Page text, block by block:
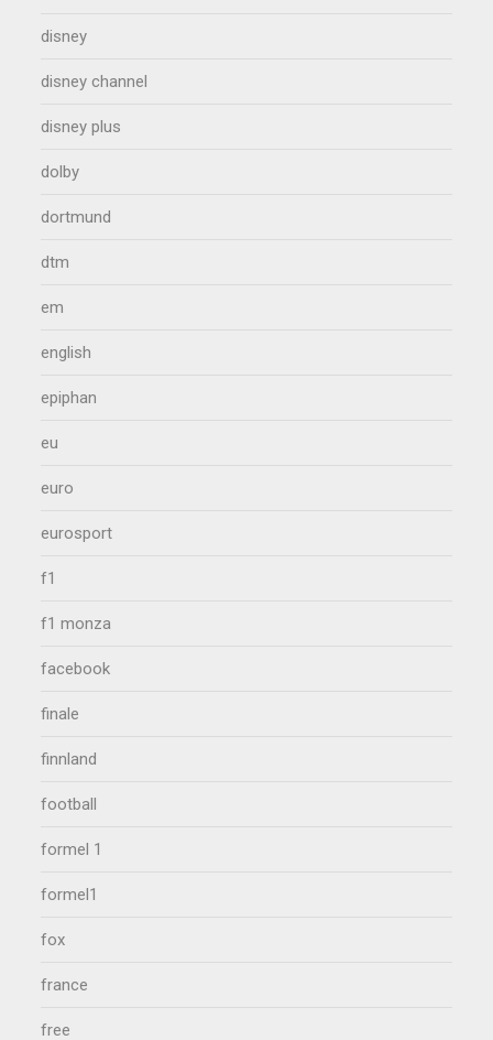
disney
disney channel
disney plus
dolby
dortmund
dtm
em
english
epiphan
eu
euro
eurosport
f1
f1 monza
facebook
finale
finnland
football
formel 1
formel1
fox
france
free